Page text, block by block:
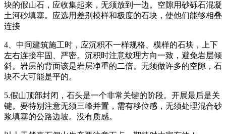
块的假山石，应收集起来，无须放到一边。空隙用砂砾石混凝
土河砂填塞。应选用差别模样和极度的石块，使他们能够相叠
连接
4、中间建筑施工时，应沉积不一样规格、模样的石块，上下
左右连接牢固、严密。沉积时注意纹理方向一致，避免岩层倾
斜。岩层的背面该是岩层净重的二倍。无须做许多的空隙，石
块不大可能是平的。
5.假山顶部封闭，石头是一个非常关键的阶段。开展最后是关
键。要特别注意无须三峰并置，需有移位感，无须处理混合砂
浆填塞的公路边坡。没有质感。